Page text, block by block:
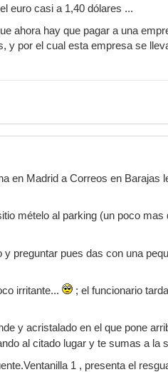
euro casi a 1,40 dólares ...
ahora hay que pagar a una
y por el cual esta empresa se
en Madrid a Correos en Barajas
mételo al parking (un poco
preguntar pues das con una
irritante...
; el funcionario
y acristalado en el que pone
al citado lugar y te sumas a la
1 , presenta el